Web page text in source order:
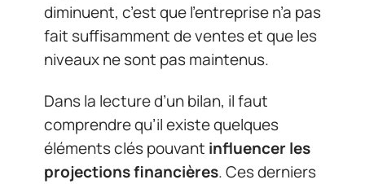
diminuent, c’est que l’entreprise n’a pas
fait suffisamment de ventes et que les
niveaux ne sont pas maintenus.
Dans la lecture d’un bilan, il faut
comprendre qu’il existe quelques
éléments clés pouvant influencer les
projections financières. Ces derniers